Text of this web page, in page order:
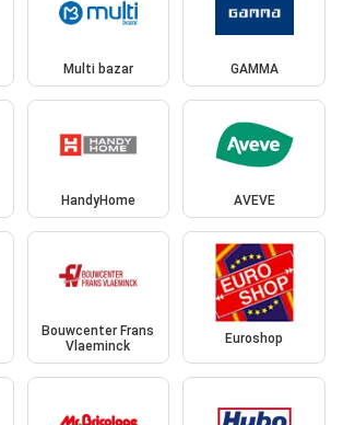
Multi bazar GAMMA
HandyHome AVEVE
Bouwcenter Frans
Vlaeminck
Euroshop